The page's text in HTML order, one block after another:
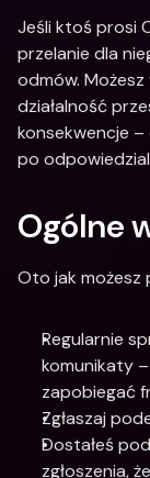
Jeśli ktoś prosi
przelanie dla
odmów.
działalność
konsekwencje
po
Ogólne
Oto jak możesz
Regularnie
komunikaty
zapobiegać
Zgłaszaj
Dostałeś
zgłoszenia,